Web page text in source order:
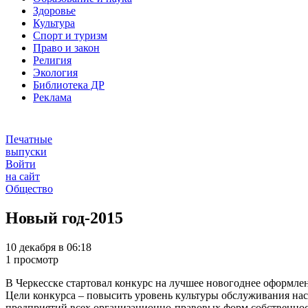
Здоровье
Культура
Спорт и туризм
Право и закон
Религия
Экология
Библиотека ДР
Реклама
Печатные
выпуски
Войти
на сайт
Общество
Новый год-2015
10 декабря в 06:18
1 просмотр
В Черкесске стартовал конкурс на лучшее новогоднее
Цели конкурса – повысить уровень культуры обслуживания